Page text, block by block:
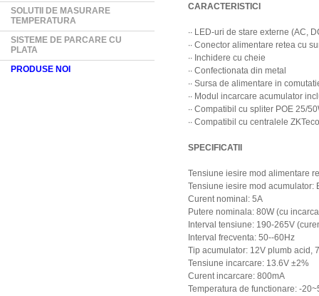
SOLUTII DE MASURARE
TEMPERATURA
SISTEME DE PARCARE CU
PLATA
PRODUSE NOI
CARACTERISTICI
∙∙ LED-uri de stare externe (AC,
∙∙ Conector alimentare retea cu
∙∙ Inchidere cu cheie
∙∙ Confectionata din metal
∙∙ Sursa de alimentare in
∙∙ Modul incarcare acumulator
∙∙ Compatibil cu spliter POE 25/
∙∙ Compatibil cu centralele
SPECIFICATII
Tensiune iesire mod alimentare
Tensiune iesire mod
Curent nominal: 5A
Putere nominala: 80W (cu
Interval tensiune: 190-265V
Interval frecventa: 50--60Hz
Tip acumulator: 12V plumb acid,
Tensiune incarcare: 13.6V ±2%
Curent incarcare: 800mA
Temperatura de functionare: -